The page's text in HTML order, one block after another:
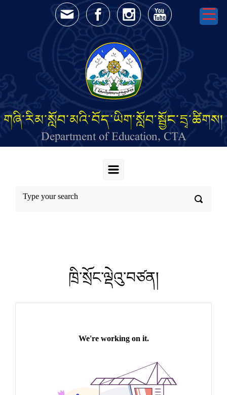
Skip to main content
གཞི་རིམ་སློབ་མའི་བོད་ཡིག་སློབ་སྦྱོང་དྲྭ་ཚིགས།
Department of Education, CTA
ཁྲི་སྲོང་ལྡེའུ་བཙན།